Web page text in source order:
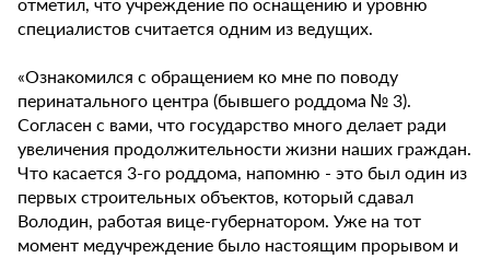
специалистов считается одним из ведущих.
«Ознакомился с обращением ко мне по поводу
перинатального центра (бывшего роддома № 3).
Согласен с вами, что государство много делает ради
увеличения продолжительности жизни наших граждан.
Что касается 3-го роддома, напомню - это был один из
первых строительных объектов, который сдавал
Володин, работая вице-губернатором. Уже на тот
момент медучреждение было настоящим прорывом и